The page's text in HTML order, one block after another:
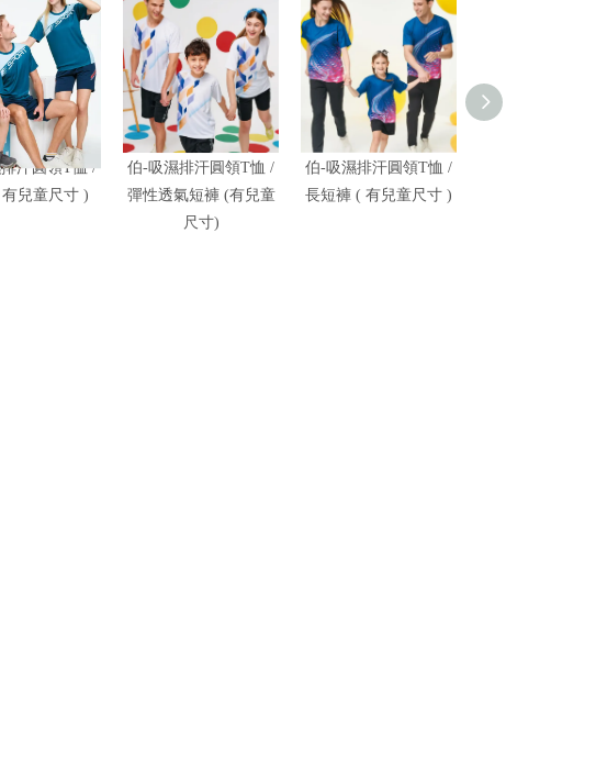
汗圓領T恤 /
兒童尺寸 )
伯-吸濕排汗圓領T恤 /
彈性透氣短褲 (有兒童
尺寸)
伯-吸濕排汗圓領T恤 /
長短褲 ( 有兒童尺寸 )